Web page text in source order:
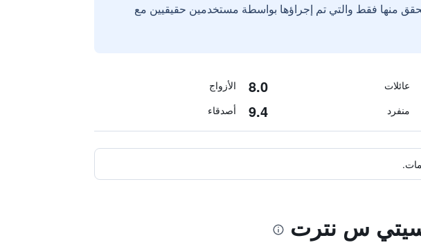
منها فقط والتي تم إجراؤها بواسطة مستخدمين حقيقيين مع
عائلات 8.0 الأزواج
منفرد 9.4 أصدقاء
سيتي س نترت